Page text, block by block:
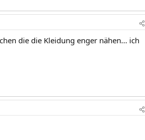
die die Kleidung enger nähen... ich